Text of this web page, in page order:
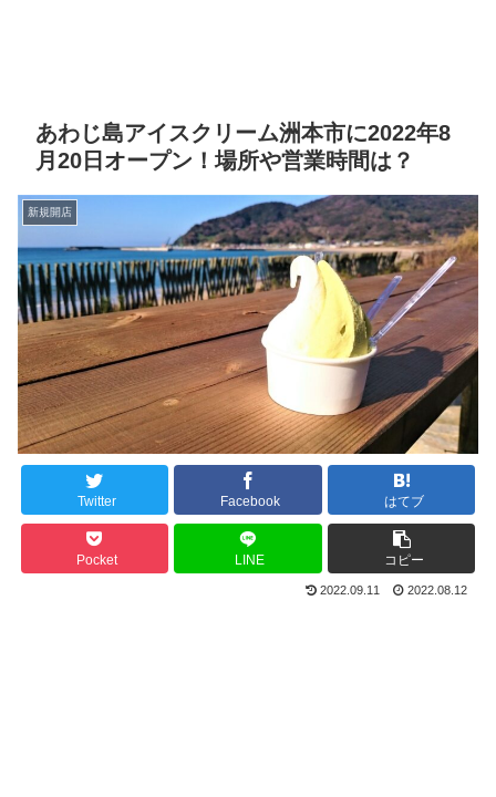
あわじ島アイスクリーム洲本市に2022年8
月20日オープン！場所や営業時間は？
新規開店
Twitter Facebook はてブ
Pocket LINE コピー
2022.09.11 2022.08.12